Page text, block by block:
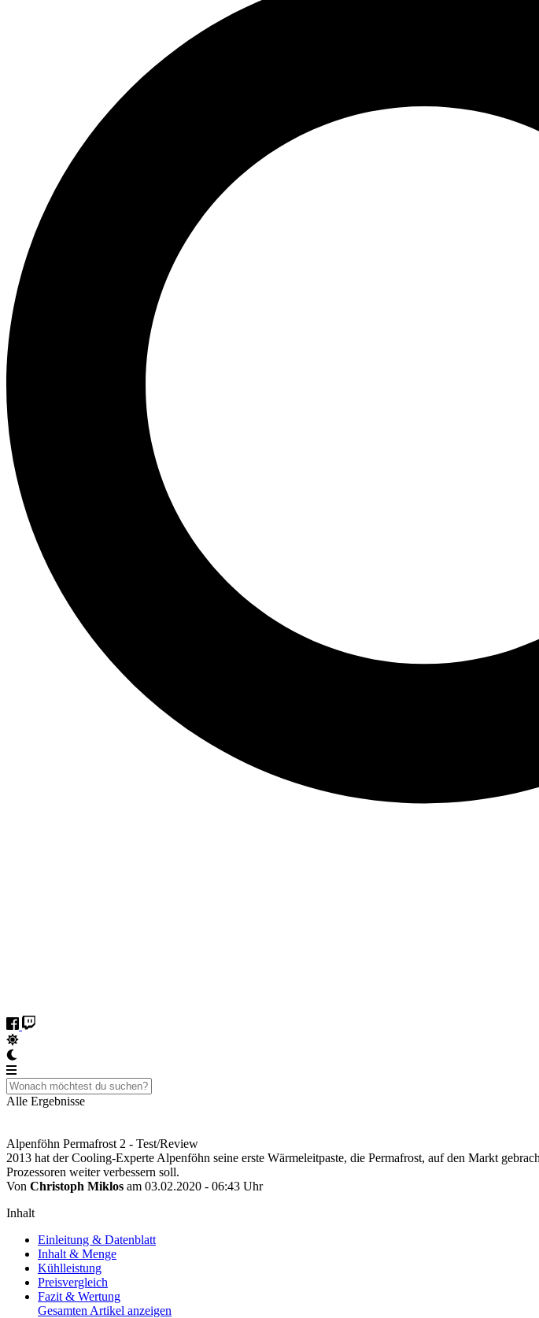
Alle Ergebnisse
Alpenföhn Permafrost 2 - Test/Review
2013 hat der Cooling-Experte Alpenföhn seine erste Wärmeleitpaste, die Permafrost, auf den Markt
Prozessoren weiter verbessern soll.
Von Christoph Miklos am 03.02.2020 - 06:43 Uhr
Inhalt
Einleitung & Datenblatt
Inhalt & Menge
Kühlleistung
Preisvergleich
Fazit & Wertung
Gesamten Artikel anzeigen